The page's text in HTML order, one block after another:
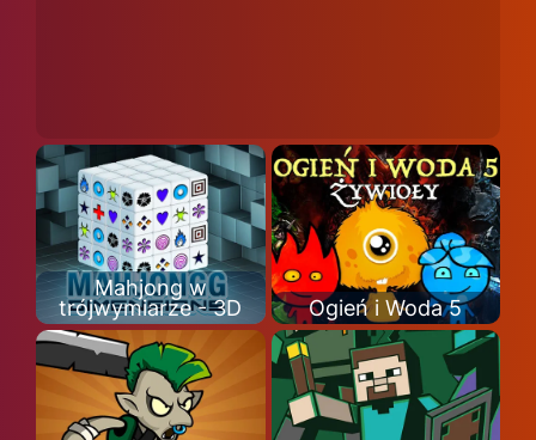
Mahjong w
trójwymiarze - 3D
Ogień i Woda 5